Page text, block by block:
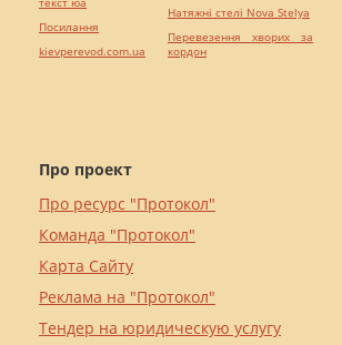
Про проект
Про ресурс "Протокол"
Команда "Протокол"
Карта Сайту
Реклама на "Протокол"
Тендер на юридическую услугу
Посилання
kievperevod.com.ua
Натяжні стелі Nova Stelya
Перевезення хворих за
кордон